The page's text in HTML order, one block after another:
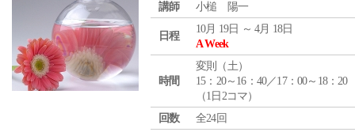
講師 小槌 陽一
日程
10月 19日 ～ 4月 18日
A Week
時間
変則（土）
15：20～16：40／17：00～18：20
（1日2コマ）
回数
全24回